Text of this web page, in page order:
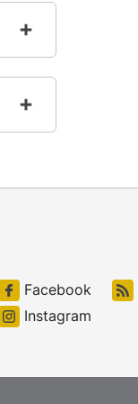
Facebook
Instagram